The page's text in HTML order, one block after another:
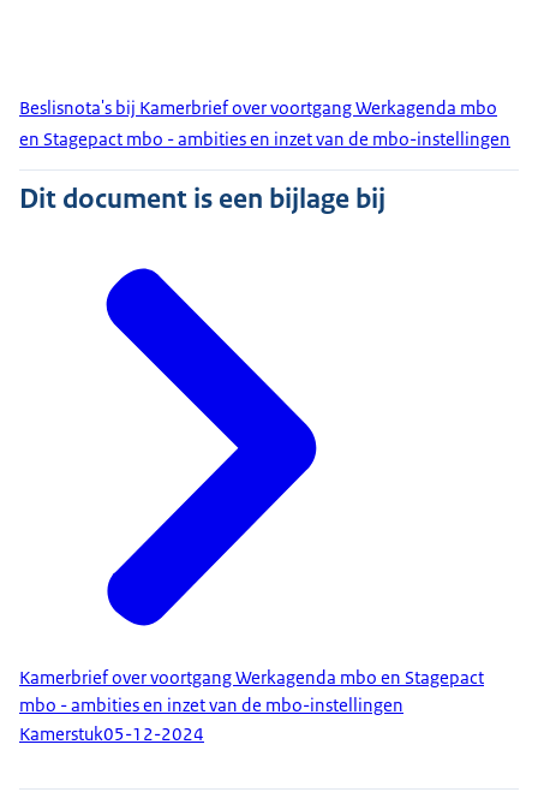
Beslisnota's bij Kamerbrief over voortgang Werkagenda mbo
en Stagepact mbo - ambities en inzet van de mbo-instellingen
Dit document is een bijlage bij
Kamerbrief over voortgang Werkagenda mbo en Stagepact
mbo - ambities en inzet van de mbo-instellingen
Kamerstuk05-12-2024